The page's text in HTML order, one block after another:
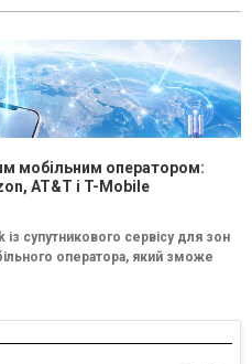
мобільним оператором:
AT&T і T-Mobile
супутникового сервісу для зон
оператора, який зможе